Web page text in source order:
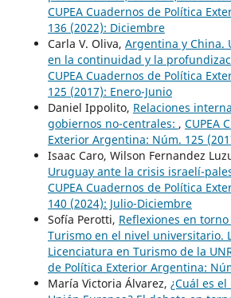
CUPEA Cuadernos de Política
136 (2022): Diciembre
Carla V. Oliva, Argentina y China.
en la continuidad y la
CUPEA Cuadernos de Política
125 (2017): Enero-Junio
Daniel Ippolito, Relaciones
gobiernos no-centrales: , CUPEA
Exterior Argentina: Núm. 125
Isaac Caro, Wilson Fernandez
Uruguay ante la crisis israelí-
CUPEA Cuadernos de Política
140 (2024): Julio-Diciembre
Sofía Perotti, Reflexiones en
Turismo en el nivel universitario.
Licenciatura en Turismo de la
de Política Exterior Argentina:
María Victoria Álvarez, ¿Cuál es